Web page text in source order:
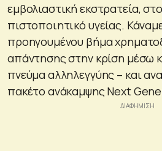
εμβολιαστική εκστρατεία,
πιστοποιητικό υγείας.
προηγουμένου βήμα
απάντησης στην κρίση μέσω
πνεύμα αλληλεγγύης – και
πακέτο ανάκαμψης Next